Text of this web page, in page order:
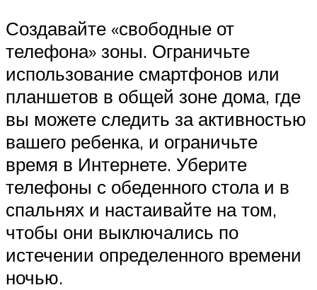
Создавайте «свободные от
телефона» зоны. Ограничьте
использование смартфонов или
планшетов в общей зоне дома, где
вы можете следить за активностью
вашего ребенка, и ограничьте
время в Интернете. Уберите
телефоны с обеденного стола и в
спальнях и настаивайте на том,
чтобы они выключались по
истечении определенного времени
ночью.